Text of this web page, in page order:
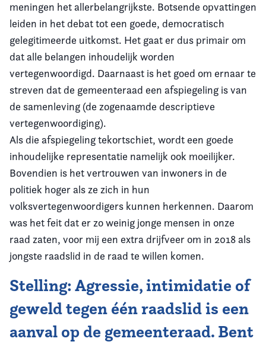
meningen het allerbelangrijkste. Botsende opvattingen
leiden in het debat tot een goede, democratisch
gelegitimeerde uitkomst. Het gaat er dus primair om
dat alle belangen inhoudelijk worden
vertegenwoordigd. Daarnaast is het goed om ernaar te
streven dat de gemeenteraad een afspiegeling is van
de samenleving (de zogenaamde descriptieve
vertegenwoordiging).
Als die afspiegeling tekortschiet, wordt een goede
inhoudelijke representatie namelijk ook moeilijker.
Bovendien is het vertrouwen van inwoners in de
politiek hoger als ze zich in hun
volksvertegenwoordigers kunnen herkennen. Daarom
was het feit dat er zo weinig jonge mensen in onze
raad zaten, voor mij een extra drijfveer om in 2018 als
jongste raadslid in de raad te willen komen.
Stelling: Agressie, intimidatie of
geweld tegen één raadslid is een
aanval op de gemeenteraad. Bent